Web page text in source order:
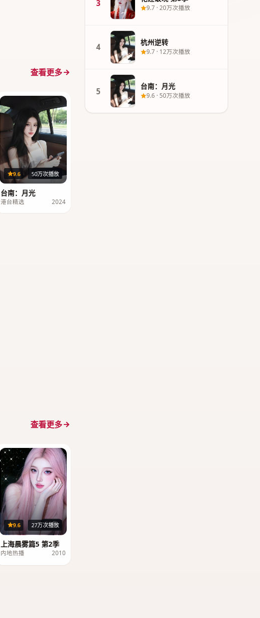
查看更多
116分钟
9.6 50万次播放
台南：月光
港台精选 2024
查看更多
26集
9.6 27万次播放
上海晨雾篇5 第2季
内地热播 2010
3 9.7 · 20万次播放
4 杭州逆转
9.7 · 12万次播放
5 台南：月光
9.6 · 50万次播放